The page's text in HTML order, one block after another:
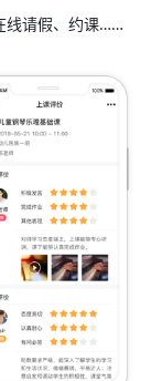
线请假、约课……